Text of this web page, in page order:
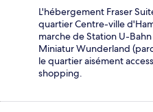
L'hébergement Fraser
quartier Centre-ville
marche de Station U-
Miniatur Wunderland
le quartier aisément
shopping.